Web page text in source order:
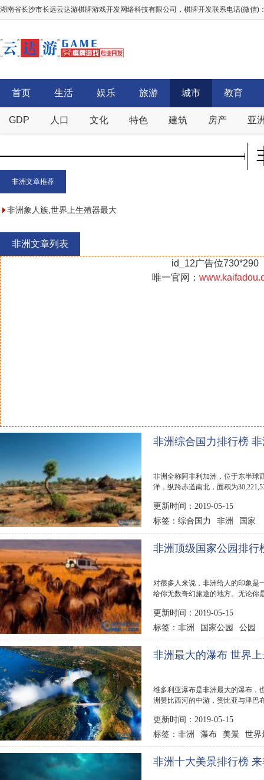
湖南省长沙市长远云达游棋牌游戏开发网络科技有限公司，棋牌开发联系电话(微信)
首页 生活 娱乐 旅游 城市 教育
GDP 人口 文化 特色 建筑 房产 亚
非洲文章推荐
非洲象人族,世界上生殖器最大
的民族【附象人族照片】
非洲文章列表
id_12广告位730*290
唯一官网：
非洲综合国力排行榜
非洲全称阿非利加洲，位于东半球
洋，纵跨赤道南北，面积为
更新时间：2019-05-15
标签： 综合国力 非洲 国家
非洲顶级国家公园排行
对很多人来说，非洲给人的印象是
给你无数奇幻旅途的地方。无论你
更新时间：2019-05-15
标签： 非洲 国家公园 公园
非洲最大的瀑布 世界
维多利亚瀑布是非洲最大的瀑布，
洲赞比西河的中游，赞比亚与津巴
更新时间：2019-05-15
标签： 非洲 瀑布 美景 世界
非洲十大美景排行榜